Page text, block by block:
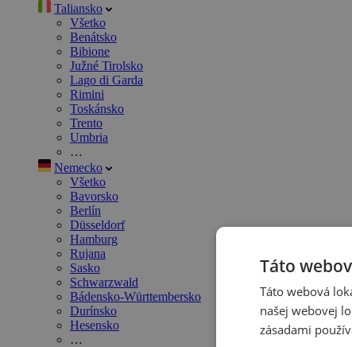
Taliansko
Všetko
Benátsko
Bibione
Južné Tirolsko
Lago di Garda
Rimini
Toskánsko
Trento
Umbria
…
Nemecko
Všetko
Bavorsko
Berlín
Düsseldorf
Hamburg
Rujana
Sasko
Schwarzwald
Bádensko-Württembersko
Durínsko
Hesensko
…
Táto
Táto webová
našej webovej
zásadami